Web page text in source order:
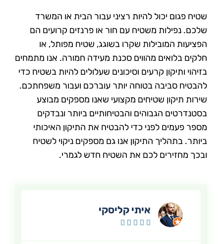
שטיח פגום יכול להיות רציני עבור הבית או המשרד
שלכם. נפילות משטיח עם חור או פרנזים קרועים הם
הפציעות המובילות שקרו בשוגג, שטיח מפותל, או
חלקים בלואים מהווים סכנת מעידה חמורה. אנו מתמחים
בזיהוי ותיקון קרעים וסיכונים שעלולים להיות בשטיח כדי
להבטיח סביבה בטוחה יותר עוברכם ועבור משפחתכם.
שירות תיקון שטיחים מקצועי שאנו מספקים מבוצע
בסטנדרטים הגבוהים והבטיחותיים ביותר ונבדקים
מספר פעמים לפני כדי להבטיח את התיקון האיכותי
ביותר. בתהליך התיקון אנו גם מספקים ניקוי לשטיח
ובכך מחזירים לכם את השטיח חדש לגמרי.
איתי קליסקי




